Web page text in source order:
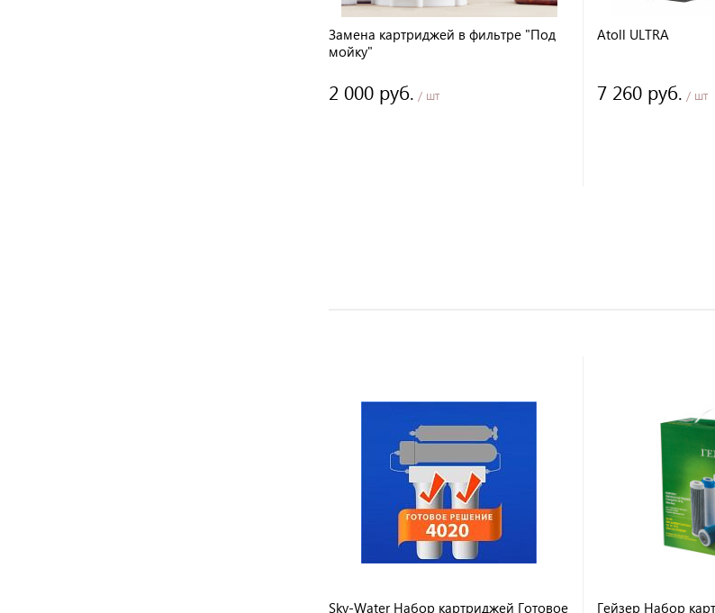
Замена картриджей в фильтре "Под
мойку"
2 000 руб. / шт
Atoll ULTRA
7 260 руб. / шт
Sky-Water Набор картриджей Готовое Гейзер Набор